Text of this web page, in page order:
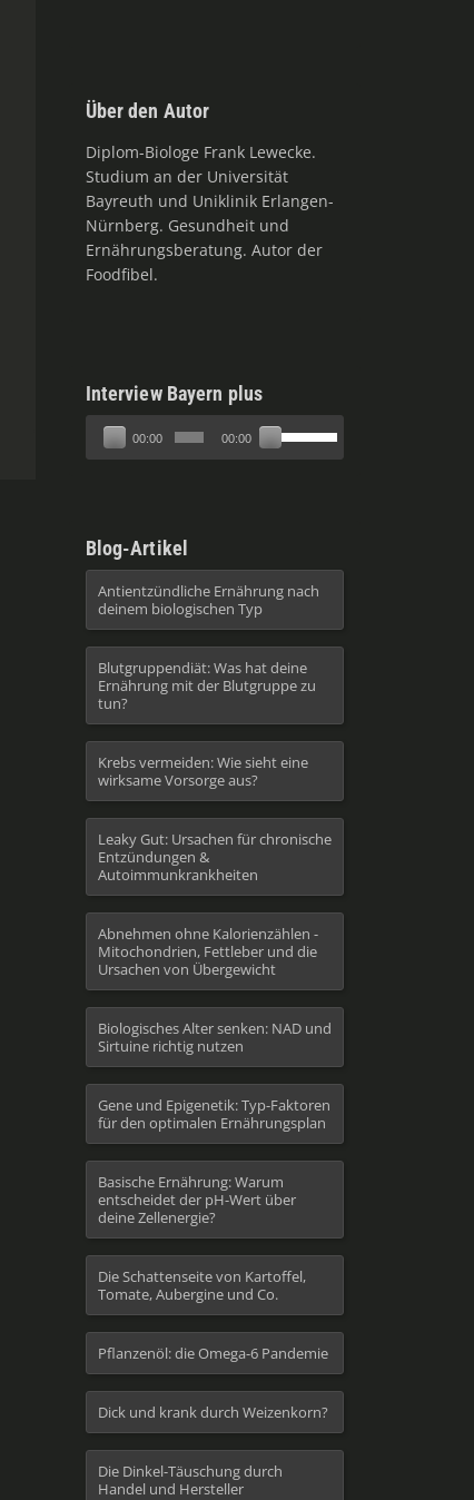
Über den Autor
Diplom-Biologe Frank Lewecke.
Studium an der Universität
Bayreuth und Uniklinik Erlangen-
Nürnberg. Gesundheit und
Ernährungsberatung. Autor der
Foodfibel.
Interview Bayern plus
Audio-
Player
00:00 00:00
Pfeiltasten
zu
Blog-Artikel
Antientzündliche Ernährung nach
deinem biologischen Typ
Blutgruppendiät: Was hat deine
Ernährung mit der Blutgruppe zu
tun?
Krebs vermeiden: Wie sieht eine
wirksame Vorsorge aus?
Leaky Gut: Ursachen für chronische
Entzündungen &
Autoimmunkrankheiten
Abnehmen ohne Kalorienzählen -
Mitochondrien, Fettleber und die
Ursachen von Übergewicht
Biologisches Alter senken: NAD und
Sirtuine richtig nutzen
Gene und Epigenetik: Typ-Faktoren
für den optimalen Ernährungsplan
Basische Ernährung: Warum
entscheidet der pH-Wert über
deine Zellenergie?
Die Schattenseite von Kartoffel,
Tomate, Aubergine und Co.
Pflanzenöl: die Omega-6 Pandemie
Dick und krank durch Weizenkorn?
Die Dinkel-Täuschung durch
Handel und Hersteller